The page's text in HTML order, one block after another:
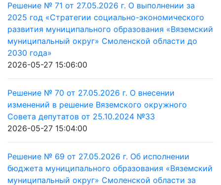
Решение № 71 от 27.05.2026 г. О выполнении за
2025 год «Стратегии социально-экономического
развития муниципального образования «Вяземский
муниципальный округ» Смоленской области до
2030 года»
2026-05-27 15:06:00
Решение № 70 от 27.05.2026 г. О внесении
изменений в решение Вяземского окружного
Совета депутатов от 25.10.2024 №33
2026-05-27 15:04:00
Решение № 69 от 27.05.2026 г. Об исполнении
бюджета муниципального образования «Вяземский
муниципальный округ» Смоленской области за